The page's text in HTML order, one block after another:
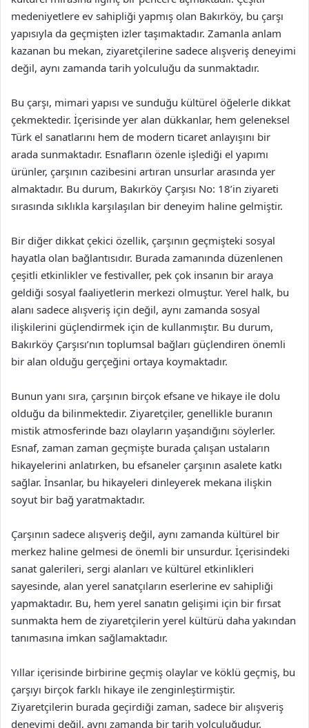
medeniyetlere ev sahipliği yapmış olan Bakırköy, bu çarşı
yapısıyla da geçmişten izler taşımaktadır. Zamanla anlam
kazanan bu mekan, ziyaretçilerine sadece alışveriş deneyimi
değil, aynı zamanda tarih yolculuğu da sunmaktadır.
Bu çarşı, mimari yapısı ve sunduğu kültürel öğelerle dikkat
çekmektedir. İçerisinde yer alan dükkanlar, hem geleneksel
Türk el sanatlarını hem de modern ticaret anlayışını bir
arada sunmaktadır. Esnafların özenle işlediği el yapımı
ürünler, çarşının cazibesini artıran unsurlar arasında yer
almaktadır. Bu durum, Bakırköy Çarşısı No: 18’in ziyareti
sırasında sıklıkla karşılaşılan bir deneyim haline gelmiştir.
Bir diğer dikkat çekici özellik, çarşının geçmişteki sosyal
hayatla olan bağlantısıdır. Burada zamanında düzenlenen
çeşitli etkinlikler ve festivaller, pek çok insanın bir araya
geldiği sosyal faaliyetlerin merkezi olmuştur. Yerel halk, bu
alanı sadece alışveriş için değil, aynı zamanda sosyal
ilişkilerini güçlendirmek için de kullanmıştır. Bu durum,
Bakırköy Çarşısı’nın toplumsal bağları güçlendiren önemli
bir alan olduğu gerçeğini ortaya koymaktadır.
Bunun yanı sıra, çarşının birçok efsane ve hikaye ile dolu
olduğu da bilinmektedir. Ziyaretçiler, genellikle buranın
mistik atmosferinde bazı olayların yaşandığını söylerler.
Esnaf, zaman zaman geçmişte burada çalışan ustaların
hikayelerini anlatırken, bu efsaneler çarşının asalete katkı
sağlar. İnsanlar, bu hikayeleri dinleyerek mekana ilişkin
soyut bir bağ yaratmaktadır.
Çarşının sadece alışveriş değil, aynı zamanda kültürel bir
merkez haline gelmesi de önemli bir unsurdur. İçerisindeki
sanat galerileri, sergi alanları ve kültürel etkinlikleri
sayesinde, alan yerel sanatçıların eserlerine ev sahipliği
yapmaktadır. Bu, hem yerel sanatın gelişimi için bir fırsat
sunmakta hem de ziyaretçilerin yerel kültürü daha yakından
tanımasına imkan sağlamaktadır.
Yıllar içerisinde birbirine geçmiş olaylar ve köklü geçmiş, bu
çarşıyı birçok farklı hikaye ile zenginleştirmiştir.
Ziyaretçilerin burada geçirdiği zaman, sadece bir alışveriş
deneyimi değil, aynı zamanda bir tarih yolculuğudur.